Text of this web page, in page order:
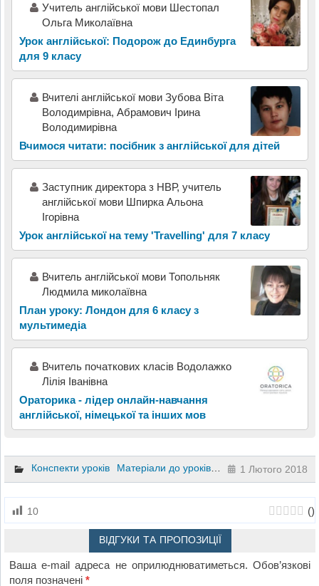
Учитель англійської мови Шестопал
Ольга Миколаївна
Урок англійської: Подорож до Единбурга
для 9 класу
Вчителі англійської мови Зубова Віта
Володимрівна, Абрамович Ірина
Володимирівна
Вчимося читати: посібник з англійської для дітей
Заступник директора з НВР, учитель
англійської мови Шпирка Альона
Ігорівна
Урок англійської на тему 'Travelling' для 7 класу
Вчитель англійської мови Топольняк
Людмила миколаївна
План уроку: Лондон для 6 класу з
мультимедіа
Вчитель початкових класів Водолажко
Лілія Іванівна
Ораторика - лідер онлайн-навчання
англійської, німецької та інших мов
Конспекти уроків Матеріали до уроків Іноземна мова 11
1 Лютого 2018
10 ()
ВІДГУКИ ТА ПРОПОЗИЦІЇ
Ваша e-mail адреса не оприлюднюватиметься. Обов’язкові
поля позначені*